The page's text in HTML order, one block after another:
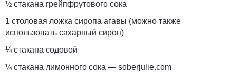
½ стакана грейпфрутового сока
1 столовая ложка сиропа агавы (можно также
использовать сахарный сироп)
¼ стакана содовой
¼ стакана лимонного сока — soberjulie.com